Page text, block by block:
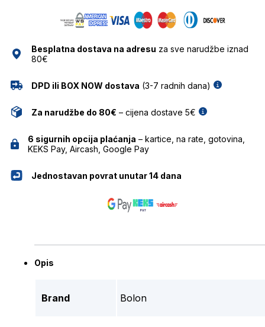
Besplatna dostava na adresu za sve narudžbe iznad
80€
DPD ili BOX NOW dostava (3-7 radnih dana)
Za narudžbe do 80€ – cijena dostave 5€
6 sigurnih opcija plaćanja – kartice, na rate, gotovina,
KEKS Pay, Aircash, Google Pay
Jednostavan povrat unutar 14 dana
Opis
Brand Bolon